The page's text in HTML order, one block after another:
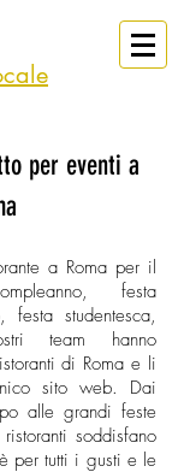
per eventi a
a Roma per il
festa
festa studentesca,
team hanno
di Roma e li
sito web. Dai
alle grandi feste
soddisfano
per tutti i gusti e le